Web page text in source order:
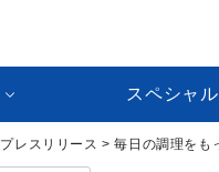
スペシャ
プレスリリース > 毎日の調理をも